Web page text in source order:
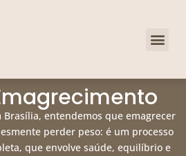
Brasília, entendemos que emagrecer
perder peso: é um processo
que envolve saúde, equilíbrio e